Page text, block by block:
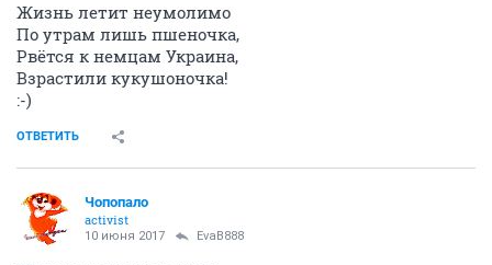
Жизнь летит неумолимо
По утрам лишь пшеночка,
Рвётся к немцам Украина,
Взрастили кукушоночка!
:-)
ОТВЕТИТЬ
Чопопало
activist
10 июня 2017 EvaB888